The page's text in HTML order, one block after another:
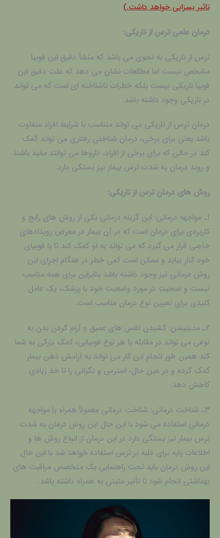
تاثیر بسزایی خواهد داشت.)
درمان علمی ترس از تاریکی:
ترس از تاریکی به نحوی می باشد که منشأ دقیق این فوبیا
مشخص نیست اما مطالعات نشان می دهد که علت دقیق این
فوبیا تاریکی نیست بلکه خطرات ناشناخته ای است که می تواند
در تاریکی وجود داشته باشد.
درمان ترس از تاریکی می تواند متناسب با شرایط افراد متفاوت
باشد یعنی برای برخی، درمان شناختی رفتاری می تواند کمک
کند در حالی که برای برخی از افراد، داروها می توانند مفید باشند
و روند درمان به شدت ترس بیمار نیز بستگی دارد.
روش های درمان ترس از تاریکی:
۱ـ مواجهه درمانی: این گزینه درمانی یکی از روش های رایج و
کاربردی برای درمان است که در آن بیمار در معرض رویدادهای
خاصی قرار می گیرد که می تواند به او کمک کند تا با فوبیای
خود کنار بیاید و ممکن است کمی خطر در هنگام اجرای این
روش درمانی نیز وجود داشته باشد بنابراین برای همه مناسب
نیست و صحبت در مورد وضعیت خود با پزشک، یک عامل
کلیدی برای تعیین نوع درمان مناسب است.
۲ـ مدیتیشن: کشیدن نفس های عمیق و آرام کردن بدن به
نوعی می تواند در مقابله با هر نوع فوبیایی، کمک بزرگی به شما
کند همین طور انجام این کار می تواند به آرامش ذهن بیمار
کمک کرده و در عین حال، استرس و نگرانی را تا حد زیادی
کاهش دهد.
۳ـ شناخت درمانی: شناخت درمانی معمولاً همراه با مواجهه
درمانی استفاده می شود با این حال این روش درمان به شدت
ترس بیمار نیز بستگی دارد در این درمان از انواع روش ها و
اطلاعات پایه برای غلبه بر ترس استفاده خواهد شد با این حال
این روش درمان باید تحت راهنمایی یک متخصص مراقبت های
بهداشتی انجام شود تا تأثیر مثبتی به همراه داشته باشد.